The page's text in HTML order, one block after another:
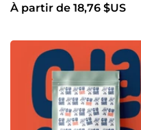
À partir de 18,76 $US